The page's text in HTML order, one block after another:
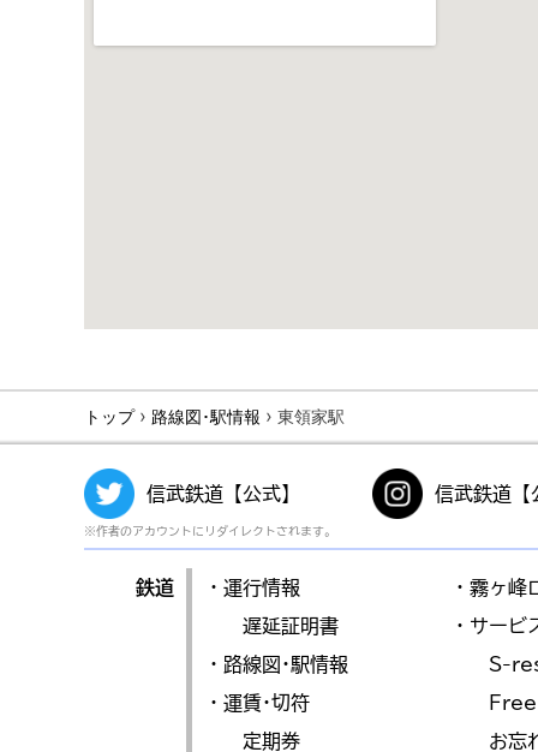
トップ › 路線図･駅情報 › 東領家駅
信武鉄道【公式】 信武鉄道【
※作者のアカウントにリダイレクトされます。
鉄道
・運行情報
遅延証明書
・路線図･駅情報
・運賃･切符
定期券
・霧ヶ峰
・サービ
S-
お忘